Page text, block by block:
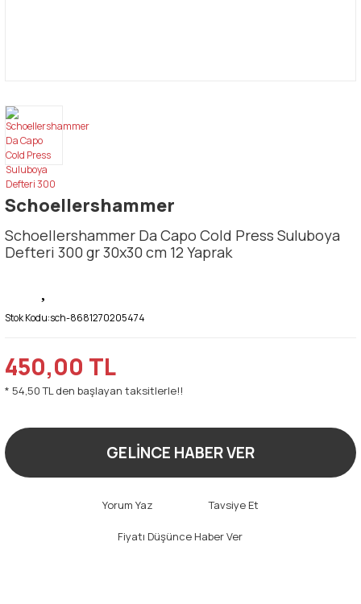
Schoellershammer
Schoellershammer Da Capo Cold Press Suluboya
Defteri 300 gr 30x30 cm 12 Yaprak
Stok Kodu:sch-8681270205474
450,00 TL
* 54,50 TL den başlayan taksitlerle!!
GELİNCE HABER VER
Yorum Yaz Tavsiye Et
Fiyatı Düşünce Haber Ver